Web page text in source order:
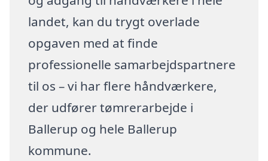
landet, kan du trygt overlade
opgaven med at finde
professionelle samarbejdspartnere
til os – vi har flere håndværkere,
der udfører tømrerarbejde i
Ballerup og hele Ballerup
kommune.